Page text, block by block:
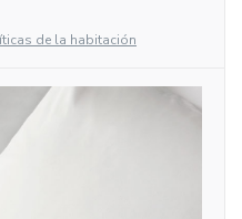
de la habitación